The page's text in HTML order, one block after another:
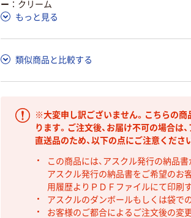
ー
クリーム
もっと見る
類似商品と比較する
※大変申し訳ございません。こちらの商
ります。ご注文後、お届け不可の場合は
直送品のため、以下の点にご注意ください
この商品には、アスクル発行の納品
アスクル発行の納品書をご希望のお
用履歴よりＰＤＦファイルにて印刷
アスクルのダンボールもしくは袋で
お客様のご都合によるご注文後の変